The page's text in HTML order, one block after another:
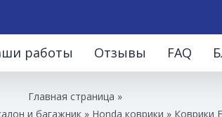
работы Отзывы FAQ
Главная страница »
и багажник » Honda коврики » Коврики